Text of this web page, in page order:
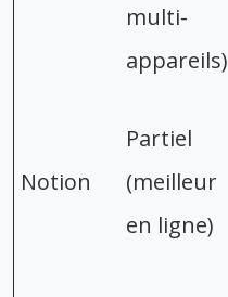
multi-
appareils)
Notion
Partiel
(meilleur
en ligne)